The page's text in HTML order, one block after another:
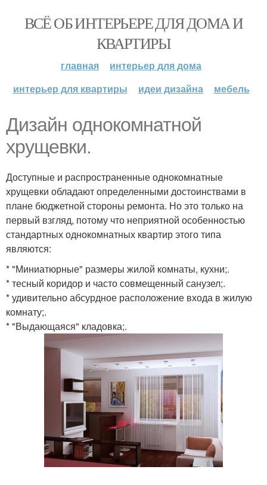
ВСЁ ОБ ИНТЕРЬЕРЕ ДЛЯ ДОМА И
КВАРТИРЫ
главная
интерьер для дома
интерьер для квартиры
идеи дизайна мебель
Дизайн однокомнатной
хрущевки.
Доступные и распространенные однокомнатные
хрущевки обладают определенными достоинствами в
плане бюджетной стороны ремонта. Но это только на
первый взгляд, потому что неприятной особенностью
стандартных однокомнатных квартир этого типа
являются:
* "Миниатюрные" размеры жилой комнаты, кухни;.
* тесный коридор и часто совмещенный санузел;.
* удивительно абсурдное расположение входа в жилую
комнату;.
* "Выдающаяся" кладовка;.